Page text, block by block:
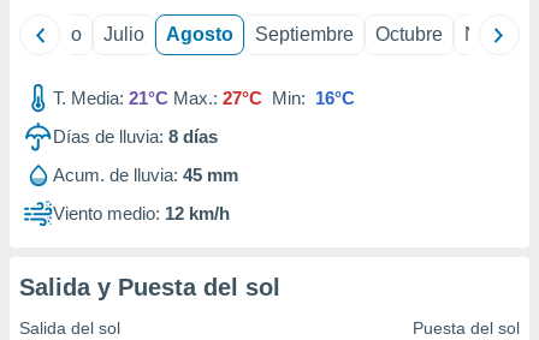
Junio Julio Agosto Septiembre Octubre
T. Media: 21°C Max.: 27°C Min: 16°C
Días de lluvia: 8 días
Acum. de lluvia: 45 mm
Viento medio: 12 km/h
Salida y Puesta del sol
Salida del sol Puesta del sol